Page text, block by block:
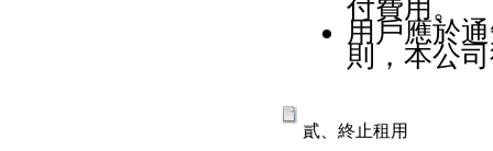
付費用。
用戶應於
則，本公
貳、終止租用